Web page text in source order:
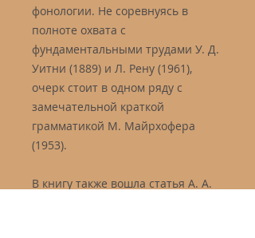
фонологии. Не соревнуясь в
полноте охвата с
фундаментальными трудами У. Д.
Уитни (1889) и Л. Рену (1961),
очерк стоит в одном ряду с
замечательной краткой
грамматикой М. Майрхофера
(1953).
В книгу также вошла статья А. А.